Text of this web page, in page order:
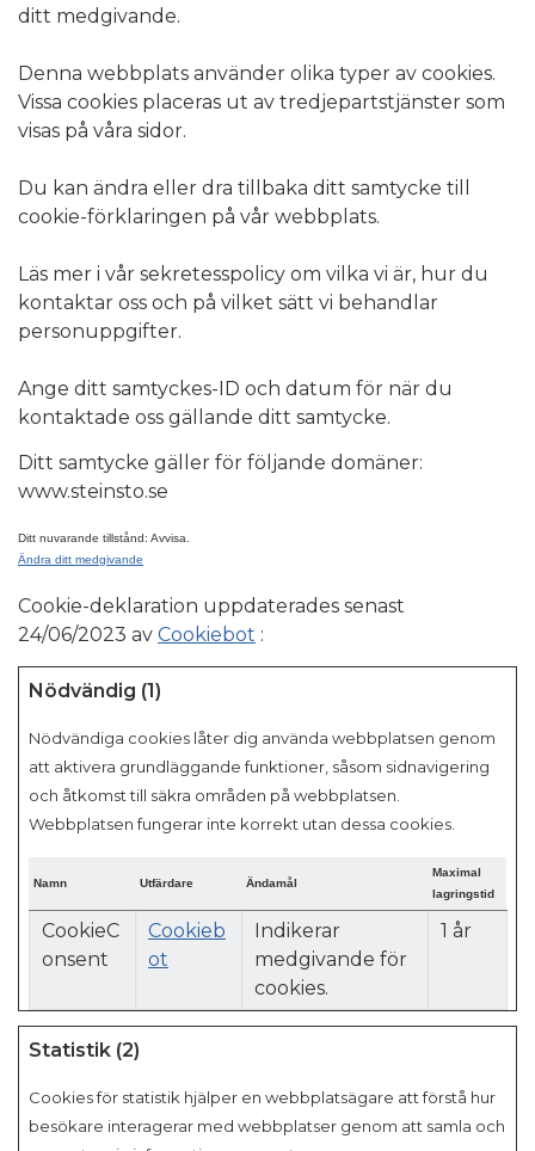
ditt medgivande.
Denna webbplats använder olika typer av cookies.
Vissa cookies placeras ut av tredjepartstjänster som
visas på våra sidor.
Du kan ändra eller dra tillbaka ditt samtycke till
cookie-förklaringen på vår webbplats.
Läs mer i vår sekretesspolicy om vilka vi är, hur du
kontaktar oss och på vilket sätt vi behandlar
personuppgifter.
Ange ditt samtyckes-ID och datum för när du
kontaktade oss gällande ditt samtycke.
Ditt samtycke gäller för följande domäner:
www.steinsto.se
Ditt nuvarande tillstånd: Avvisa.
Ändra ditt medgivande
Cookie-deklaration uppdaterades senast
24/06/2023 av Cookiebot :
Nödvändig (1)
Nödvändiga cookies låter dig använda webbplatsen genom
att aktivera grundläggande funktioner, såsom sidnavigering
och åtkomst till säkra områden på webbplatsen.
Webbplatsen fungerar inte korrekt utan dessa cookies.
Namn Utfärdare Ändamål
Maximal
lagringstid
CookieC
onsent
Cookieb
ot
Indikerar
medgivande för
cookies.
1 år
Statistik (2)
Cookies för statistik hjälper en webbplatsägare att förstå hur
besökare interagerar med webbplatser genom att samla och